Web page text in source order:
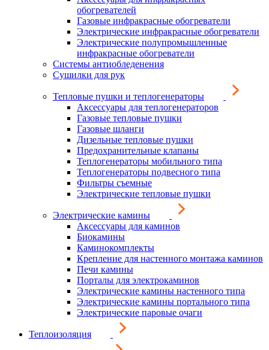
обогревателей
Газовые инфракрасные обогреватели
Электрические инфракрасные обогреватели
Электрические полупромышленные
инфракрасные обогреватели
Системы антиобледенения
Сушилки для рук
Тепловые пушки и теплогенераторы
Аксессуары для теплогенераторов
Газовые тепловые пушки
Газовые шланги
Дизельные тепловые пушки
Предохранительные клапаны
Теплогенераторы мобильного типа
Теплогенераторы подвесного типа
Фильтры съемные
Электрические тепловые пушки
Электрические камины
Аксессуары для каминов
Биокамины
Каминокомплекты
Крепление для настенного монтажа каминов
Печи камины
Порталы для электрокаминов
Электрические камины настенного типа
Электрические камины портального типа
Электрические паровые очаги
Теплоизоляция